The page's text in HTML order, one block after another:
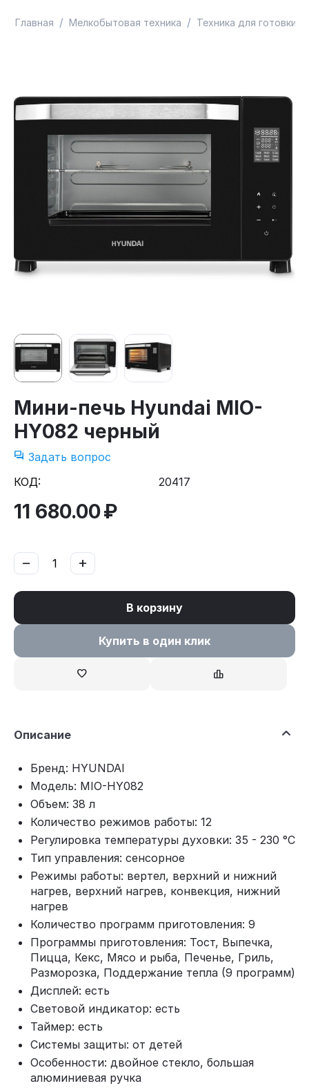
Главная / Мелкобытовая техника / Техника для готовки
Мини-печь Hyundai MIO-
HY082 черный
Задать вопрос
КОД:
20417
11 680.00₽
+
−
В корзину
Купить в один клик
Описание
Бренд: HYUNDAI
Модель: MIO-HY082
Объем: 38 л
Количество режимов работы: 12
Регулировка температуры духовки: 35 - 230 °С
Тип управления: сенсорное
Режимы работы: вертел, верхний и нижний
нагрев, верхний нагрев, конвекция, нижний
нагрев
Количество программ приготовления: 9
Программы приготовления: Тост, Выпечка,
Пицца, Кекс, Мясо и рыба, Печенье, Гриль,
Разморозка, Поддержание тепла (9 программ)
Дисплей: есть
Световой индикатор: есть
Таймер: есть
Системы защиты: от детей
Особенности: двойное стекло, большая
алюминиевая ручка